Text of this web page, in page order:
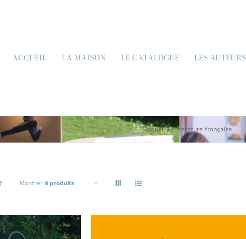
ACCUEIL LA MAISON LE CATALOGUE LES AUTEURS
Accueil Littérature française
Montrer 9 produits